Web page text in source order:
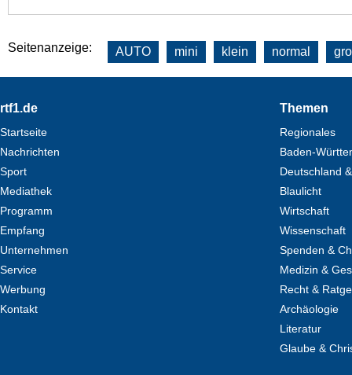
Seitenanzeige: AUTO mini klein normal
Footer
rtf1.de
Startseite
Nachrichten
Sport
Mediathek
Programm
Empfang
Unternehmen
Service
Werbung
Kontakt
Themen
Regionales
Baden-
Deutschland
Blaulicht
Wirtschaft
Wissenschaft
Spenden &
Medizin &
Recht &
Archäologie
Literatur
Glaube &